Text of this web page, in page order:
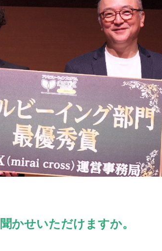
かせいただけますか。